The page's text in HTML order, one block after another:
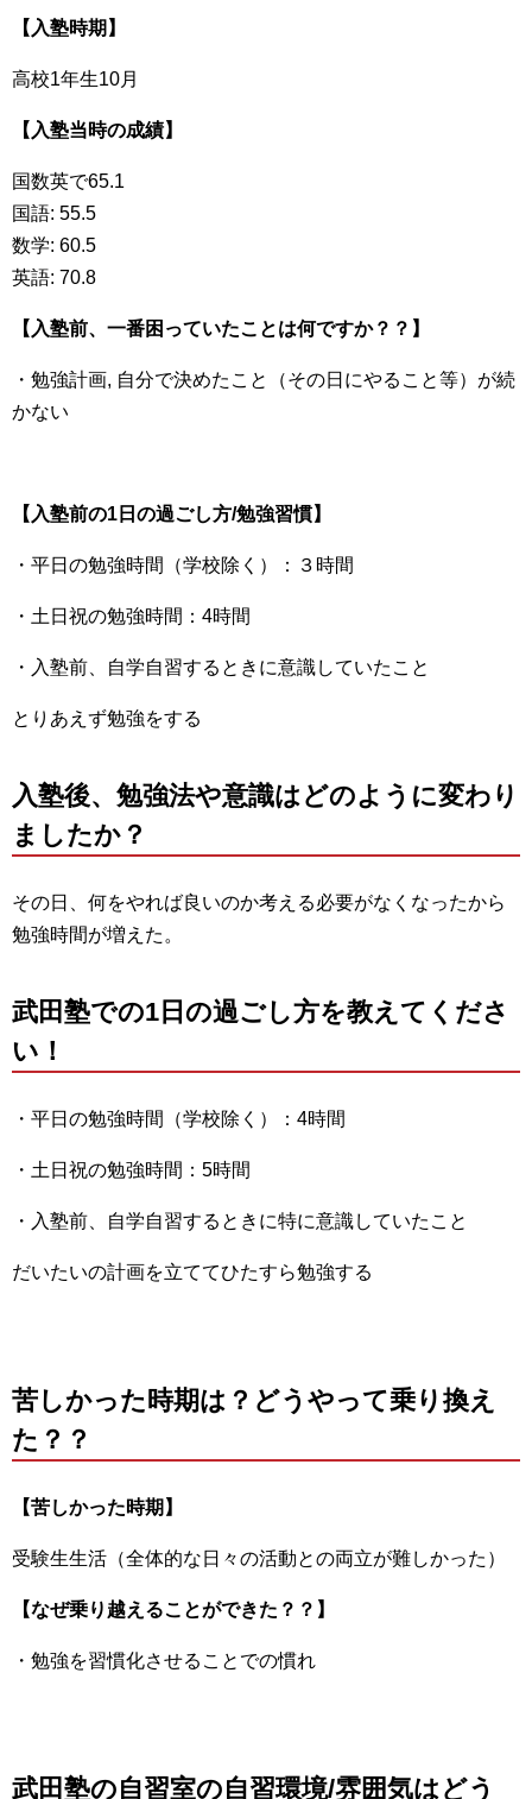
【入塾時期】
高校1年生10月
【入塾当時の成績】
国数英で65.1
国語: 55.5
数学: 60.5
英語: 70.8
【入塾前、一番困っていたことは何ですか？？】
・勉強計画, 自分で決めたこと（その日にやること等）が続
かない
【入塾前の1日の過ごし方/勉強習慣】
・平日の勉強時間（学校除く）：３時間
・土日祝の勉強時間：4時間
・入塾前、自学自習するときに意識していたこと
とりあえず勉強をする
入塾後、勉強法や意識はどのように変わり
ましたか？
その日、何をやれば良いのか考える必要がなくなったから
勉強時間が増えた。
武田塾での1日の過ごし方を教えてくださ
い！
・平日の勉強時間（学校除く）：4時間
・土日祝の勉強時間：5時間
・入塾前、自学自習するときに特に意識していたこと
だいたいの計画を立ててひたすら勉強する
苦しかった時期は？どうやって乗り換え
た？？
【苦しかった時期】
受験生生活（全体的な日々の活動との両立が難しかった）
【なぜ乗り越えることができた？？】
・勉強を習慣化させることでの慣れ
武田塾の自習室の自習環境/雰囲気はどう